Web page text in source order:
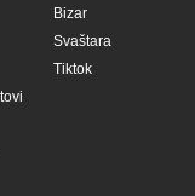
Bizar
Svaštara
Tiktok